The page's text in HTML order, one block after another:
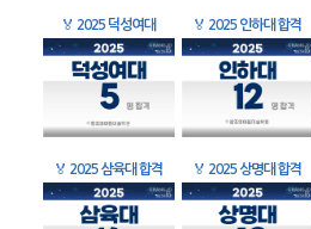
🏅 2025 덕성여대 🏅 2025 인하대 합격
🏅 2025 삼육대 합격 🏅 2025 상명대 합격